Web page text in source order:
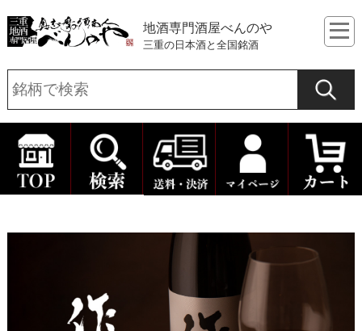
地酒専門酒屋べんのや
三重の日本酒と全国銘酒